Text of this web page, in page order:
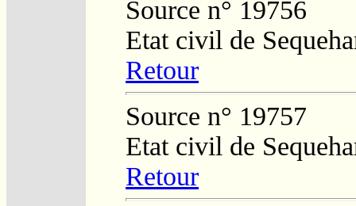
Source n° 19756
Etat civil de
Retour
Source n° 19757
Etat civil de
Retour